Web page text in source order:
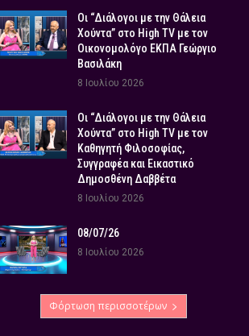
Οι “Διάλογοι με την Θάλεια
Χούντα” στο High TV με τον
Οικονομολόγο ΕΚΠΑ Γεώργιο
Βασιλάκη
8 Ιουλίου 2026
Οι “Διάλογοι με την Θάλεια
Χούντα” στο High TV με τον
Καθηγητή Φιλοσοφίας,
Συγγραφέα και Εικαστικό
Δημοσθένη Δαββέτα
8 Ιουλίου 2026
08/07/26
8 Ιουλίου 2026
Φόρτωση περισσοτέρων